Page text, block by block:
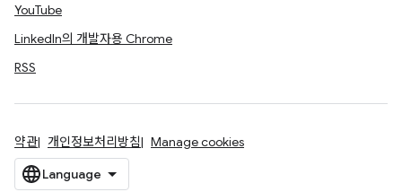
YouTube
LinkedIn의 개발자용 Chrome
RSS
약관 개인정보처리방침 Manage cookies